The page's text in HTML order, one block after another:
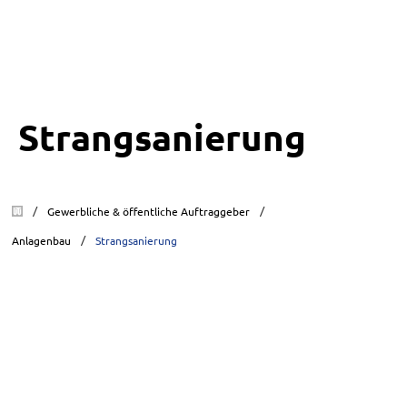
Strangsanierung
/ Gewerbliche & öffentliche Auftraggeber /
Anlagenbau / Strangsanierung